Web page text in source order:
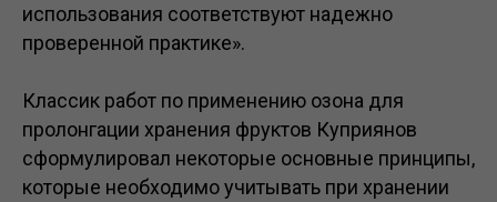
использования соответствуют надежно
проверенной практике».
Классик работ по применению озона для
пролонгации хранения фруктов Куприянов
сформулировал некоторые основные принципы,
которые необходимо учитывать при хранении